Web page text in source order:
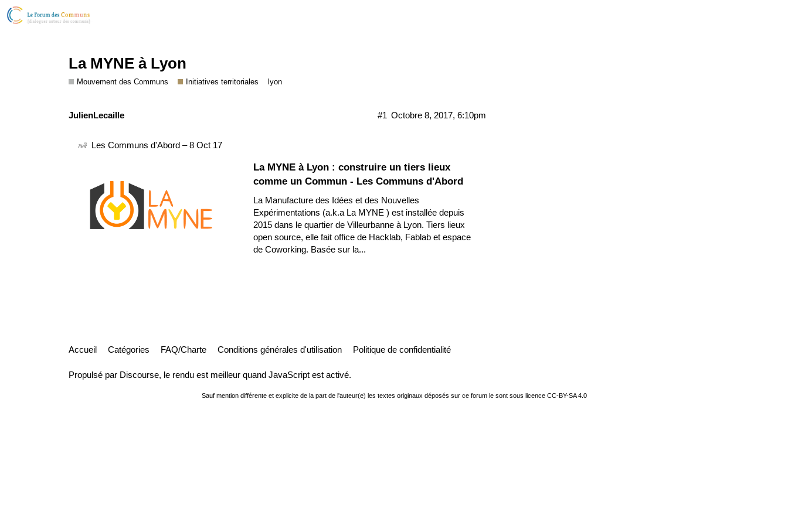
La MYNE à Lyon
Mouvement des Communs Initiatives territoriales lyon
JulienLecaille Octobre 8, 2017, 6:10pm
#1
Les Communs d'Abord – 8 Oct 17
La MYNE à Lyon : construire un tiers lieux
comme un Commun - Les Communs d'Abord
La Manufacture des Idées et des Nouvelles
Expérimentations (a.k.a La MYNE ) est installée depuis
2015 dans le quartier de Villeurbanne à Lyon. Tiers lieux
open source, elle fait office de Hacklab, Fablab et espace
de Coworking. Basée sur la...
Accueil Catégories FAQ/Charte Conditions générales d'utilisation Politique de confidentialité
Propulsé par Discourse, le rendu est meilleur quand JavaScript est activé.
Sauf mention différente et explicite de la part de l'auteur(e) les textes originaux déposés sur ce forum le sont sous licence CC-BY-SA 4.0